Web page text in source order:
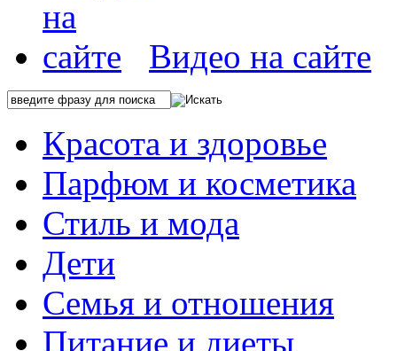
Видео на сайте
Красота и здоровье
Парфюм и косметика
Стиль и мода
Дети
Семья и отношения
Питание и диеты